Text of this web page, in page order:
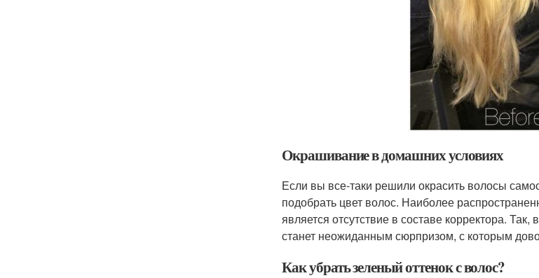
Окрашивание в домашних условиях
Если вы все-таки решили окрасить волосы
подобрать цвет волос. Наиболее
является отсутствие в составе корректора.
станет неожиданным сюрпризом, с которым
Как убрать зеленый оттенок с волос?